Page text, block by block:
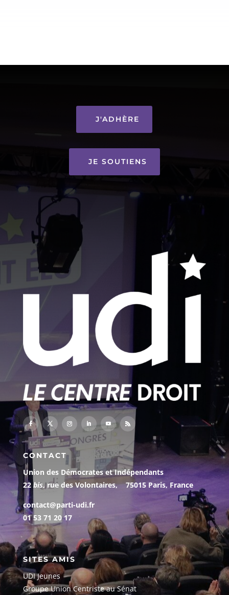
J'ADHÈRE
JE SOUTIENS
CONTACT
Union des Démocrates et Indépendants
22 bis, rue des Volontaires, 75015 Paris, France
contact@parti-udi.fr
01 53 71 20 17
SITES AMIS
UDI Jeunes
Groupe Union Centriste au Sénat